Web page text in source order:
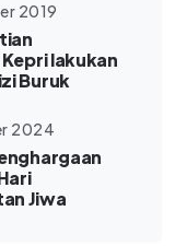
2019
lakukan
Buruk
2024
Jiwa